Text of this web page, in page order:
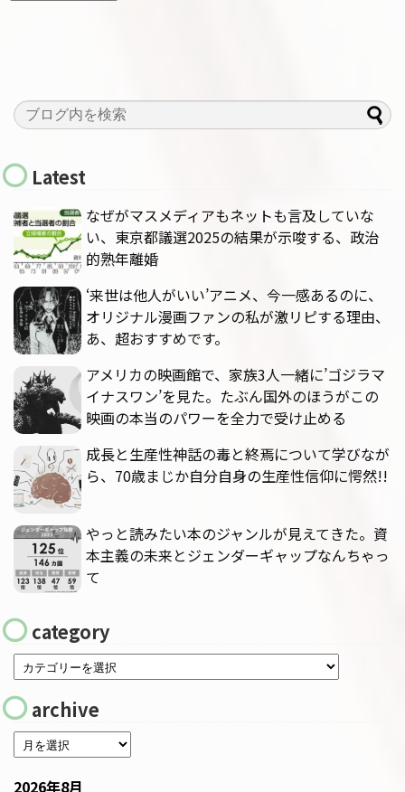
Latest
なぜがマスメディアもネットも言及していな
い、東京都議選2025の結果が示唆する、政治
的熟年離婚
‘来世は他人がいい’アニメ、今一感あるのに、
オリジナル漫画ファンの私が激リピする理由、
あ、超おすすめです。
アメリカの映画館で、家族3人一緒に’ゴジラマ
イナスワン’を見た。たぶん国外のほうがこの
映画の本当のパワーを全力で受け止める
成長と生産性神話の毒と終焉について学びなが
ら、70歳まじか自分自身の生産性信仰に愕然!!
やっと読みたい本のジャンルが見えてきた。資
本主義の未来とジェンダーギャップなんちゃっ
て
category
archive
2026年8月